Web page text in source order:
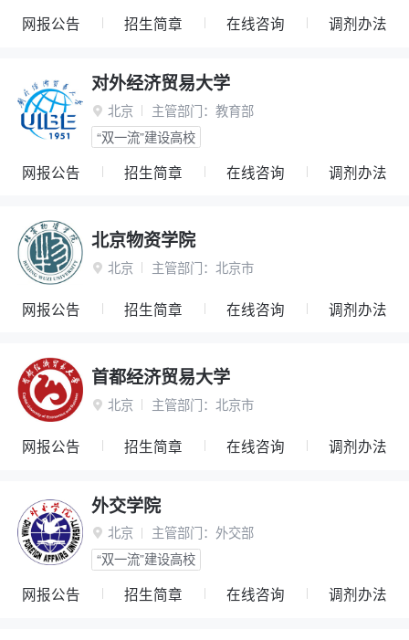
网报公告 招生简章 在线咨询 调剂办法
对外经济贸易大学
 北京 主管部门： 教育部
“双一流”建设高校
网报公告 招生简章 在线咨询 调剂办法
北京物资学院
 北京 主管部门： 北京市
网报公告 招生简章 在线咨询 调剂办法
首都经济贸易大学
 北京 主管部门： 北京市
网报公告 招生简章 在线咨询 调剂办法
外交学院
 北京 主管部门： 外交部
“双一流”建设高校
网报公告 招生简章 在线咨询 调剂办法